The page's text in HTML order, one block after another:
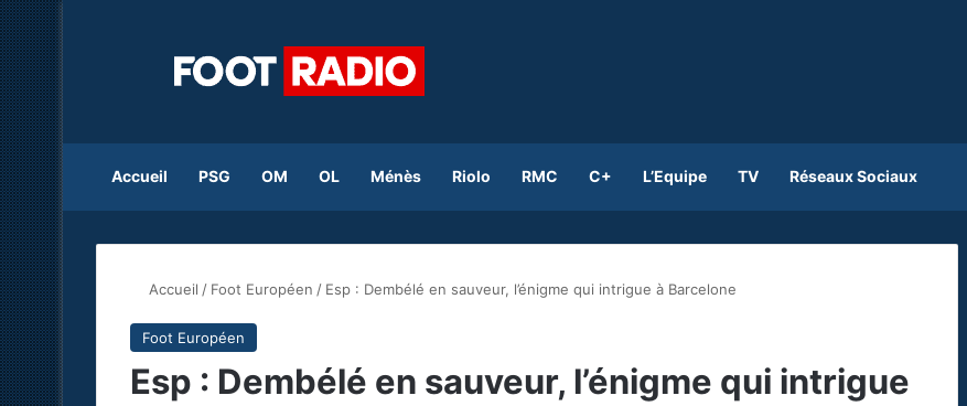
Accueil PSG OM OL Ménès Riolo RMC C+ L’Equipe TV Réseaux Sociaux
Accueil / Foot Européen / Esp : Dembélé en sauveur, l’énigme qui intrigue à Barcelone
Foot Européen
Esp : Dembélé en sauveur, l’énigme qui intrigue